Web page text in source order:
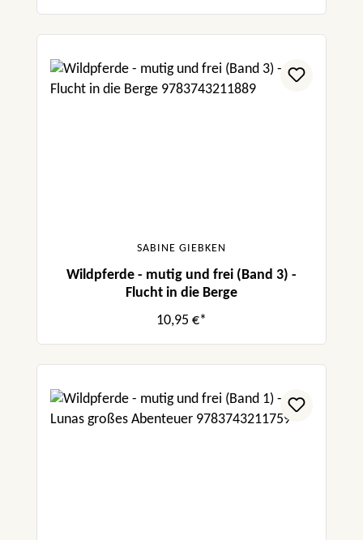
SABINE GIEBKEN
Wildpferde - mutig und frei (Band 3) -
Flucht in die Berge
10,95 €*